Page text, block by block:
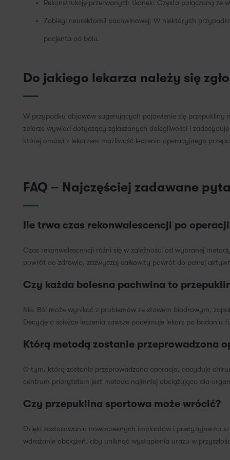
Rekonstrukcję przerwanych tkanek: Często połączoną ze
Zabiegi neurektomii pachwinowej: W niektórych
pacjenta od bólu.
Do jakiego lekarza należy się
W przypadku objawów sugerujących pojawienie się przepukliny
zbierze wywiad dotyczący zgłaszanych dolegliwości i
której omówi z lekarzem możliwość leczenia operacyjnego
FAQ – Najczęściej zadawane
Ile trwa czas rekonwalescencji po
Czas rekonwalescencji różni się w zależności od wybranej
powrót do zdrowia, zazwyczaj całkowity powrót do pełnej
Czy każda bolesna pachwina to
Nie. Ból może wynikać z problemów ze stawem biodrowym,
Decyzję o ścieżce leczenia zawsze podejmuje lekarz po badaniu
Którą metodą zostanie przeprowadzona
O tym, którą zostanie przeprowadzona operacja, decyduje
centrum priorytetem jest metoda najmniej obciążająca dla
Czy przepuklina sportowa może wrócić?
Dzięki zastosowaniu nowoczesnych implantów i precyzyjnemu
wdrażanie obciążeń, aby uniknąć wystąpienia urazu w